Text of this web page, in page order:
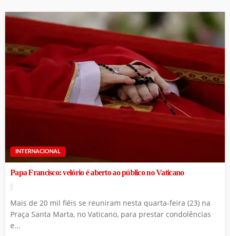
INTERNACIONAL
Papa Francisco: velório é aberto ao público no Vaticano
Mais de 20 mil fiéis se reuniram nesta quarta-feira (23) na
Praça Santa Marta, no Vaticano, para prestar condolências
e...